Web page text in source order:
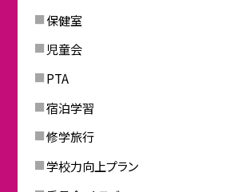
保健室
児童会
PTA
宿泊学習
修学旅行
学校力向上プラン